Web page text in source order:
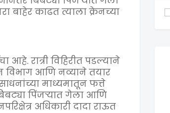
बाहेर काढत त्याला क्रेनच्या
आहे. रात्री विहिरीत पडल्याने
विभाग आणि नव्याने तयार
माध्यमातून फत्ते
पिंजऱ्यात गेला आणि
अधिकारी दादा राऊत